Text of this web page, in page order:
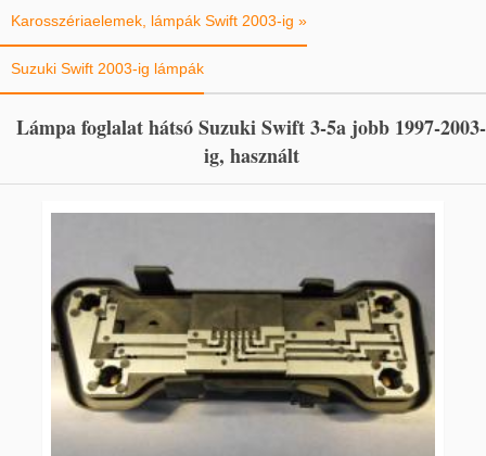
Karosszériaelemek, lámpák Swift 2003-ig »
Suzuki Swift 2003-ig lámpák
Lámpa foglalat hátsó Suzuki Swift 3-5a jobb 1997-2003-
ig, használt